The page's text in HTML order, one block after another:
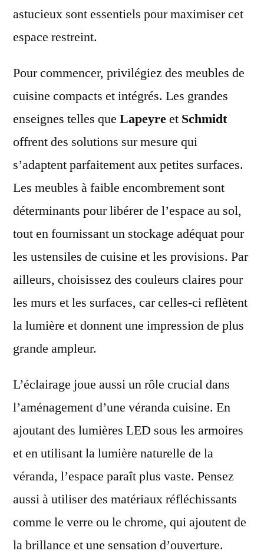
astucieux sont essentiels pour maximiser cet
espace restreint.
Pour commencer, privilégiez des meubles de
cuisine compacts et intégrés. Les grandes
enseignes telles que Lapeyreet Schmidt
offrent des solutions sur mesure qui
s’adaptent parfaitement aux petites surfaces.
Les meubles à faible encombrement sont
déterminants pour libérer de l’espace au sol,
tout en fournissant un stockage adéquat pour
les ustensiles de cuisine et les provisions. Par
ailleurs, choisissez des couleurs claires pour
les murs et les surfaces, car celles-ci reflètent
la lumière et donnent une impression de plus
grande ampleur.
L’éclairage joue aussi un rôle crucial dans
l’aménagement d’une véranda cuisine. En
ajoutant des lumières LED sous les armoires
et en utilisant la lumière naturelle de la
véranda, l’espace paraît plus vaste. Pensez
aussi à utiliser des matériaux réfléchissants
comme le verre ou le chrome, qui ajoutent de
la brillance et une sensation d’ouverture.